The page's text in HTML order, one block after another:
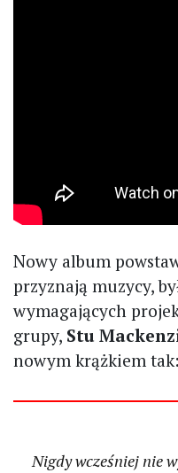
Nowy album
przyznają muzycy,
wymagających
grupy, Stu
nowym krążkiem tak:
Nigdy wcześniej nie